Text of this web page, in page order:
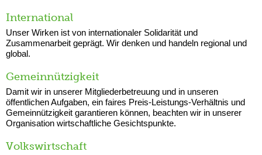
International
Unser Wirken ist von internationaler Solidarität und
Zusammenarbeit geprägt. Wir denken und handeln regional und
global.
Gemeinnützigkeit
Damit wir in unserer Mitgliederbetreuung und in unseren
öffentlichen Aufgaben, ein faires Preis-Leistungs-Verhältnis und
Gemeinnützigkeit garantieren können, beachten wir in unserer
Organisation wirtschaftliche Gesichtspunkte.
Volkswirtschaft